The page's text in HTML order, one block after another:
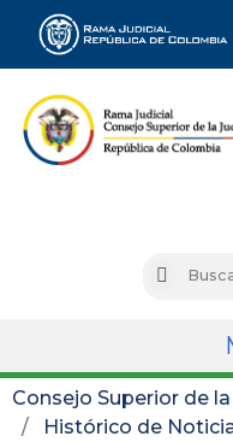
Buscar
Consejo Superior de
Histórico de